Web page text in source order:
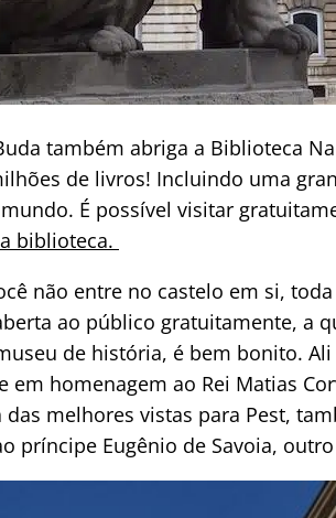
também abriga a Biblioteca
de livros! Incluindo uma
É possível visitar
biblioteca.
não entre no castelo em si,
ao público gratuitamente, a
de história, é bem bonito.
em homenagem ao Rei Matias
melhores vistas para Pest,
príncipe Eugênio de Savoia,